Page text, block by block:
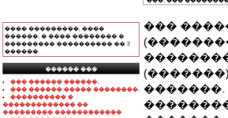
���� ���������, ����
������, � ���� �������� �
��������� ���������� �� 3
������.
������ ���
���������������
��� ������ ������.
��� ������ ����� ��������.
���������� �
������������� ��
��������� ������������
���